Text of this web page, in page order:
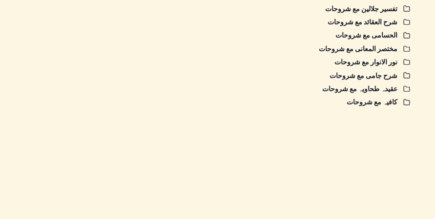
تفسیر جلالین مع شروحات
شرح العقائد مع شروحات
الحسامی مع شروحات
مختصر المعانی مع شروحات
نور الانوار مع شروحات
شرح جامی مع شروحات
عقیدہ طحاویہ مع شروحات
کافیہ مع شروحات